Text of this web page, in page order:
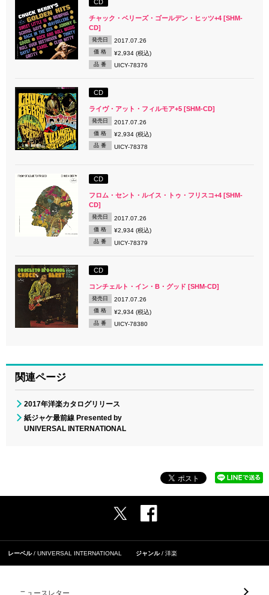
CD
チャック・ベリーズ・ゴールデン・ヒッツ+4 [SHM-
CD]
発売日 2017.07.26
価 格 ¥2,934 (税込)
品 番 UICY-78376
CD
ライヴ・アット・フィルモア+5 [SHM-CD]
発売日 2017.07.26
価 格 ¥2,934 (税込)
品 番 UICY-78378
CD
フロム・セント・ルイス・トゥ・フリスコ+4 [SHM-
CD]
発売日 2017.07.26
価 格 ¥2,934 (税込)
品 番 UICY-78379
CD
コンチェルト・イン・B・グッド [SHM-CD]
発売日 2017.07.26
価 格 ¥2,934 (税込)
品 番 UICY-78380
関連ページ
2017年洋楽カタログリリース
紙ジャケ最前線 Presented by
UNIVERSAL INTERNATIONAL
レーベル UNIVERSAL INTERNATIONAL ジャンル 洋楽
ニュースレター